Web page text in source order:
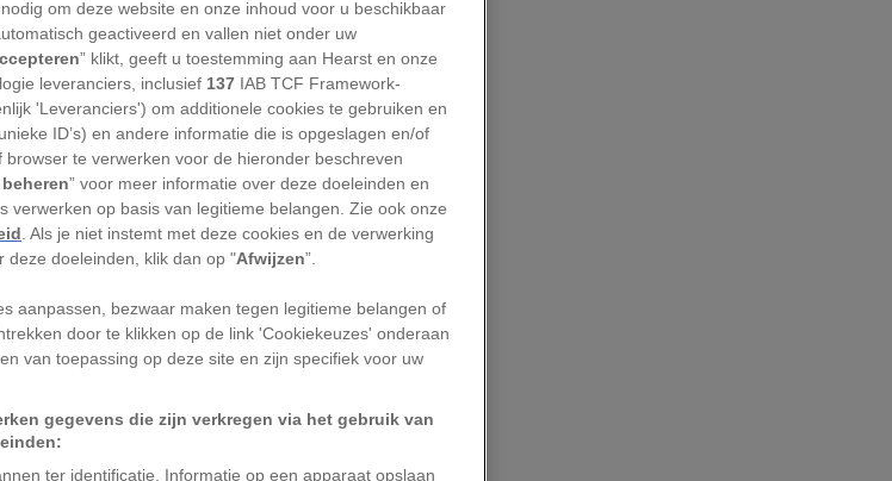
volwassen walvis iets wel heel bijzonders te
zijn staartvin te slaan, alsof hij zijn jonge
los moest komen. Na een tijdje begreep de
door het gedrag van zijn maatje te
helpen
haar Taylor genoemd,’ zegt
de California State University Channel
doelt op zangeres Taylor Swift, met een
nummers. ‘Shake It Off,’ aldus
om deze website en onze inhoud voor u beschikbaar
geactiveerd en vallen niet onder uw
” klikt, geeft u toestemming aan Hearst en onze
leveranciers, inclusief 137 IAB TCF Framework-
'Leveranciers') om additionele cookies te gebruiken en
ID’s) en andere informatie die is opgeslagen en/of
te verwerken voor de hieronder beschreven
” voor meer informatie over deze doeleinden en
verwerken op basis van legitieme belangen. Zie ook onze
. Als je niet instemt met deze cookies en de verwerking
deze doeleinden, klik dan op "Afwijzen”.
aanpassen, bezwaar maken tegen legitieme belangen of
door te klikken op de link 'Cookiekeuzes' onderaan
van toepassing op deze site en zijn specifiek voor uw
gegevens die zijn verkregen via het gebruik van
ter identificatie. Informatie op een apparaat opslaan